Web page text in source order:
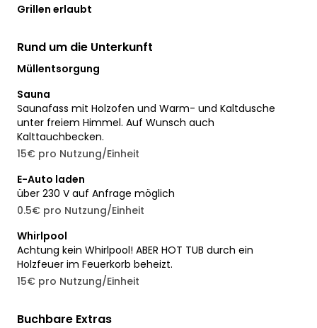
Grillen erlaubt
Rund um die Unterkunft
Müllentsorgung
Sauna
Saunafass mit Holzofen und Warm- und Kaltdusche
unter freiem Himmel. Auf Wunsch auch
Kalttauchbecken.
15€ pro Nutzung/Einheit
E-Auto laden
über 230 V auf Anfrage möglich
0.5€ pro Nutzung/Einheit
Whirlpool
Achtung kein Whirlpool! ABER HOT TUB durch ein
Holzfeuer im Feuerkorb beheizt.
15€ pro Nutzung/Einheit
Buchbare Extras